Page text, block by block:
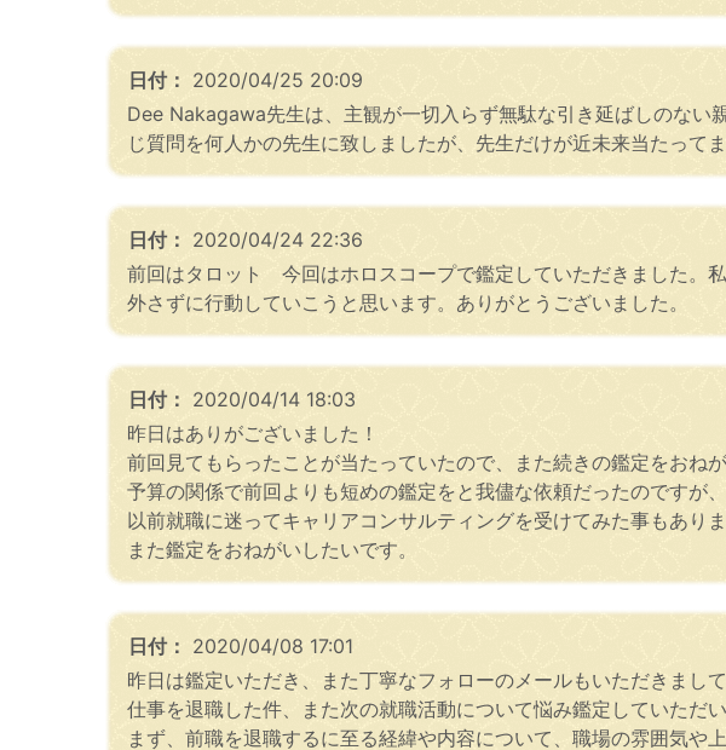
日付： 2020/04/25 20:09
Dee Nakagawa先生は、主観が一切入らず無駄な引き延ばしのない
じ質問を何人かの先生に致しましたが、先生だけが近未来当たって
日付： 2020/04/24 22:36
前回はタロット 今回はホロスコープで鑑定していただきました。
外さずに行動していこうと思います。ありがとうございました。
日付： 2020/04/14 18:03
昨日はありがございました！
前回見てもらったことが当たっていたので、また続きの鑑定をおねが
予算の関係で前回よりも短めの鑑定をと我儘な依頼だったのですが
以前就職に迷ってキャリアコンサルティングを受けてみた事もあり
また鑑定をおねがいしたいです。
日付： 2020/04/08 17:01
昨日は鑑定いただき、また丁寧なフォローのメールもいただきまし
仕事を退職した件、また次の就職活動について悩み鑑定していただ
まず、前職を退職するに至る経緯や内容について、職場の雰囲気や